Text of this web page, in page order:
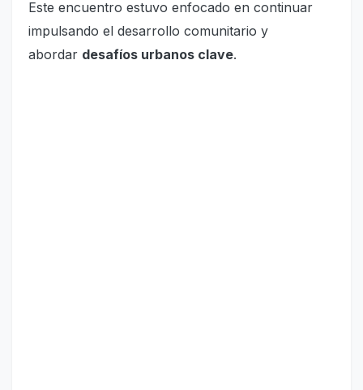
Este encuentro estuvo enfocado en continuar
impulsando el desarrollo comunitario y
abordar desafíos urbanos clave.